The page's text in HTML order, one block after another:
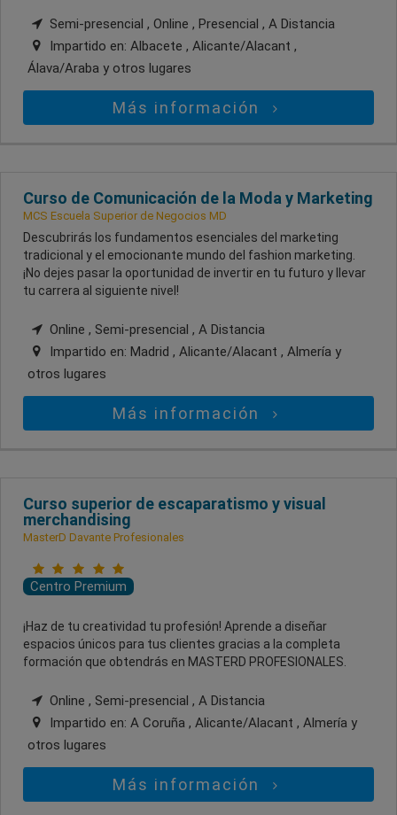
Semi-presencial , Online , Presencial , A Distancia
Impartido en: Albacete , Alicante/Alacant ,
Álava/Araba y otros lugares
Más información
Curso de Comunicación de la Moda y Marketing
MCS Escuela Superior de Negocios MD
Descubrirás los fundamentos esenciales del marketing
tradicional y el emocionante mundo del fashion marketing.
¡No dejes pasar la oportunidad de invertir en tu futuro y llevar
tu carrera al siguiente nivel!
Online , Semi-presencial , A Distancia
Impartido en: Madrid , Alicante/Alacant , Almería y
otros lugares
Más información
Curso superior de escaparatismo y visual
merchandising
MasterD Davante Profesionales
Centro Premium
¡Haz de tu creatividad tu profesión! Aprende a diseñar
espacios únicos para tus clientes gracias a la completa
formación que obtendrás en MASTERD PROFESIONALES.
Online , Semi-presencial , A Distancia
Impartido en: A Coruña , Alicante/Alacant , Almería y
otros lugares
Más información